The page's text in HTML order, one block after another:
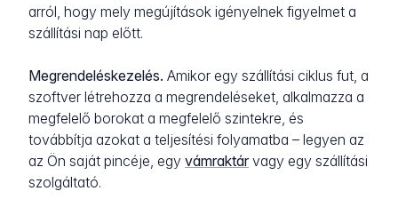
arról, hogy mely megújítások igényelnek figyelmet a
szállítási nap előtt.
Megrendeléskezelés. Amikor egy szállítási ciklus fut, a
szoftver létrehozza a megrendeléseket, alkalmazza a
megfelelő borokat a megfelelő szintekre, és
továbbítja azokat a teljesítési folyamatba – legyen az
az Ön saját pincéje, egy vámraktár vagy egy szállítási
szolgáltató.